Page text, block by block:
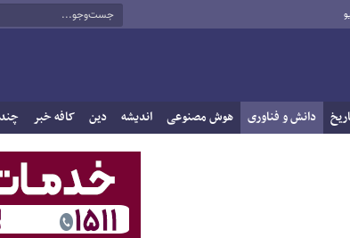
دانش و فناوری هوش مصنوعی اندیشه دین کافه خبر